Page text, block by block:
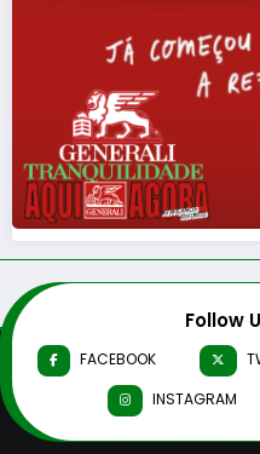
Follow
FACEBOOK
INSTAGRAM